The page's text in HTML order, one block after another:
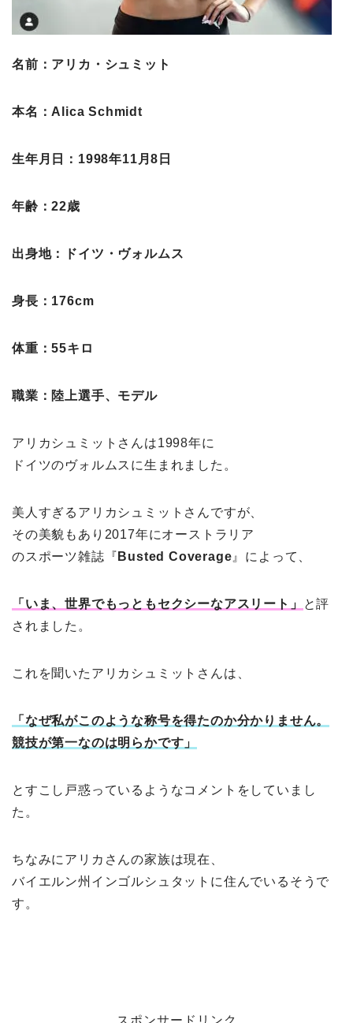
名前：アリカ・シュミット
本名：Alica Schmidt
生年月日：1998年11月8日
年齢：22歳
出身地：ドイツ・ヴォルムス
身長：176cm
体重：55キロ
職業：陸上選手、モデル
アリカシュミットさんは1998年に
ドイツのヴォルムスに生まれました。
美人すぎるアリカシュミットさんですが、
その美貌もあり2017年にオーストラリア
のスポーツ雑誌『 Busted Coverage 』によって、
「いま、世界でもっともセクシーなアスリート」
と評
されました。
これを聞いたアリカシュミットさんは、
「なぜ私がこのような称号を得たのか分かりません。
競技が第一なのは明らかです」
とすこし戸惑っているようなコメントをしていまし
た。
ちなみにアリカさんの家族は現在、
バイエルン州インゴルシュタットに住んでいるそうで
す。